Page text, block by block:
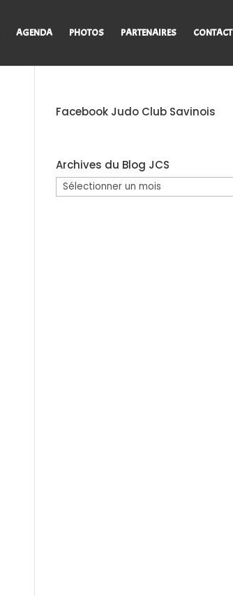
AGENDA PHOTOS PARTENAIRES CONTACT
Facebook Judo Club Savinois
Archives du Blog JCS
Archives
du